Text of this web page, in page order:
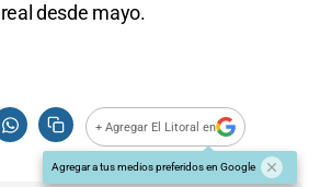
desde mayo.
+ Agregar El Litoral en
Agregar a tus medios preferidos en Google